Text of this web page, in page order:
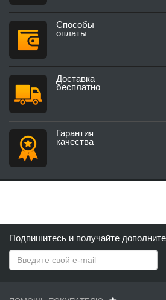
Способы
оплаты
Доставка
бесплатно
Гарантия
качества
Подпишитесь и получайте